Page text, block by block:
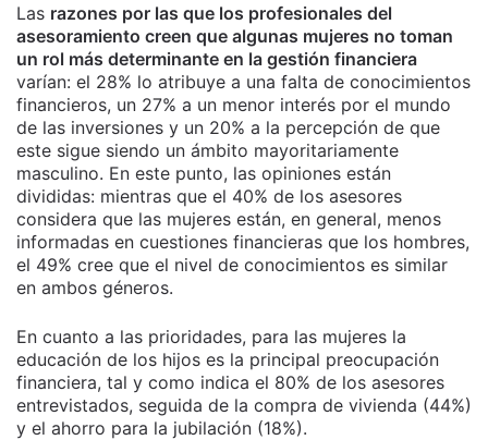
Las razones por las que los profesionales del
asesoramiento creen que algunas mujeres no toman
un rol más determinante en la gestión financiera
varían: el 28% lo atribuye a una falta de conocimientos
financieros, un 27% a un menor interés por el mundo
de las inversiones y un 20% a la percepción de que
este sigue siendo un ámbito mayoritariamente
masculino. En este punto, las opiniones están
divididas: mientras que el 40% de los asesores
considera que las mujeres están, en general, menos
informadas en cuestiones financieras que los hombres,
el 49% cree que el nivel de conocimientos es similar
en ambos géneros.
En cuanto a las prioridades, para las mujeres la
educación de los hijos es la principal preocupación
financiera, tal y como indica el 80% de los asesores
entrevistados, seguida de la compra de vivienda (44%)
y el ahorro para la jubilación (18%).